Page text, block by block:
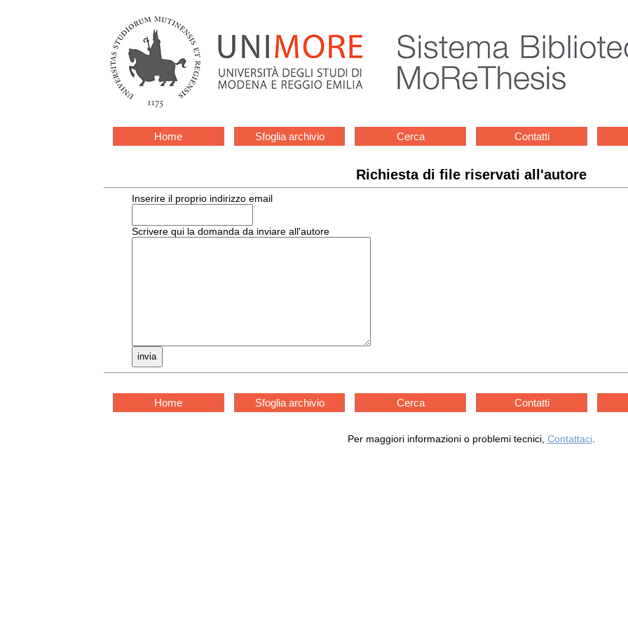
Home Sfoglia archivio Cerca Contatti
Richiesta di file riservati all'autore
Inserire il proprio indirizzo email
Scrivere qui la domanda da inviare all'autore
Home Sfoglia archivio Cerca Contatti
Per maggiori informazioni o problemi tecnici, Contattaci.